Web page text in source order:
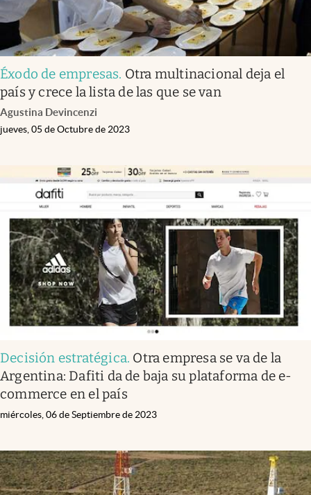
Éxodo de empresas. Otra multinacional deja el
país y crece la lista de las que se van
Agustina Devincenzi
jueves, 05 de Octubre de 2023
Decisión estratégica. Otra empresa se va de la
Argentina: Dafiti da de baja su plataforma de e-
commerce en el país
miércoles, 06 de Septiembre de 2023